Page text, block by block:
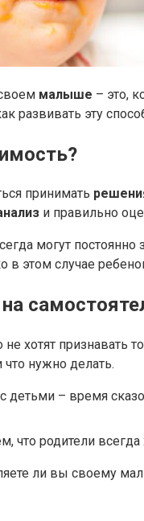
малыше – это,
развивать эту
принимать
и правильно
могут
в этом случае
хотят признавать
нужно делать.
детьми – время
что родители
ли вы своему